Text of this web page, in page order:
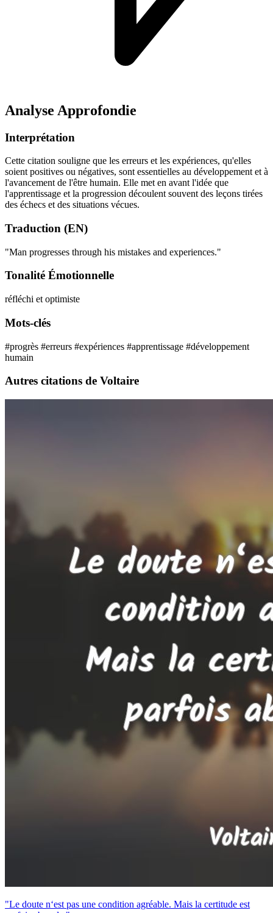
Analyse Approfondie
Interprétation
Cette citation souligne que les erreurs et les expériences, qu'elles
soient positives ou négatives, sont essentielles au développement et à
l'avancement de l'être humain. Elle met en avant l'idée que
l'apprentissage et la progression découlent souvent des leçons tirées
des échecs et des situations vécues.
Traduction (EN)
"Man progresses through his mistakes and experiences."
Tonalité Émotionnelle
réfléchi et optimiste
Mots-clés
#progrès #erreurs #expériences #apprentissage #développement
humain
Autres citations de Voltaire
"Le doute n‘est pas une condition agréable. Mais la certitude est